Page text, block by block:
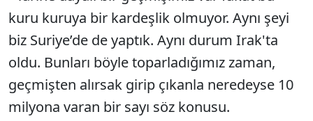
kuru kuruya bir kardeşlik olmuyor. Aynı şeyi
biz Suriye’de de yaptık. Aynı durum Irak'ta
oldu. Bunları böyle toparladığımız zaman,
geçmişten alırsak girip çıkanla neredeyse 10
milyona varan bir sayı söz konusu.